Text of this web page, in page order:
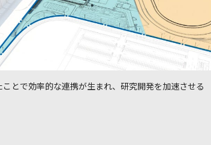
とで効率的な連携が生まれ、研究開発を加速させる